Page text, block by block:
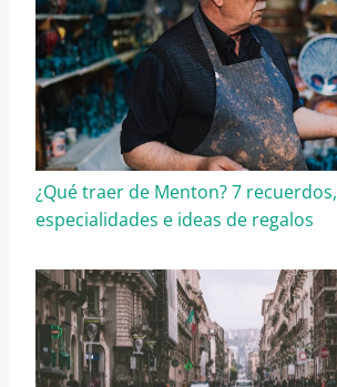
¿Qué traer de Menton? 7 recuerdos,
especialidades e ideas de regalos